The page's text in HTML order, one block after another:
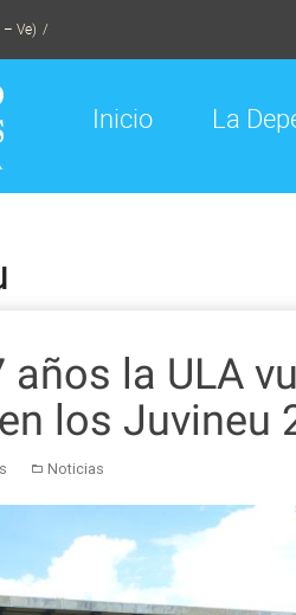
Ve)
Inicio La
años la ULA
los Juvineu
Noticias